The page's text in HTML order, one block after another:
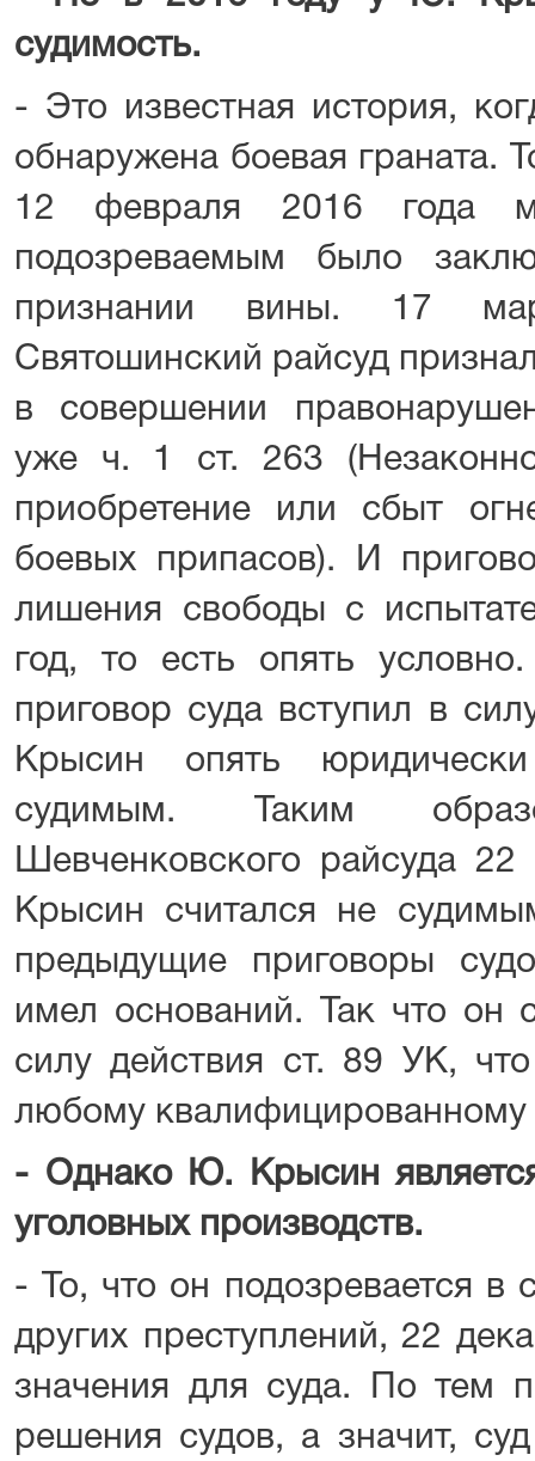
судимость.
- Это известная история,
обнаружена боевая граната.
12 февраля 2016 года
подозреваемым было
признании вины. 17
Святошинский райсуд
в совершении
уже ч. 1 ст. 263
приобретение или сбыт
боевых припасов). И
лишения свободы с
год, то есть опять
приговор суда вступил в
Крысин опять
судимым. Таким
Шевченковского райсуда
Крысин считался не
предыдущие приговоры
имел оснований. Так что он
силу действия ст. 89 УК,
любому квалифицированному
- Однако Ю. Крысин
уголовных производств.
- То, что он подозревается в
других преступлений, 22
значения для суда. По тем
решения судов, а значит,